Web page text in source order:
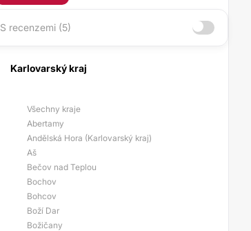
S recenzemi (5)
Karlovarský kraj
Všechny kraje
Abertamy
Andělská Hora (Karlovarský kraj)
Aš
Bečov nad Teplou
Bochov
Bohcov
Boží Dar
Božičany